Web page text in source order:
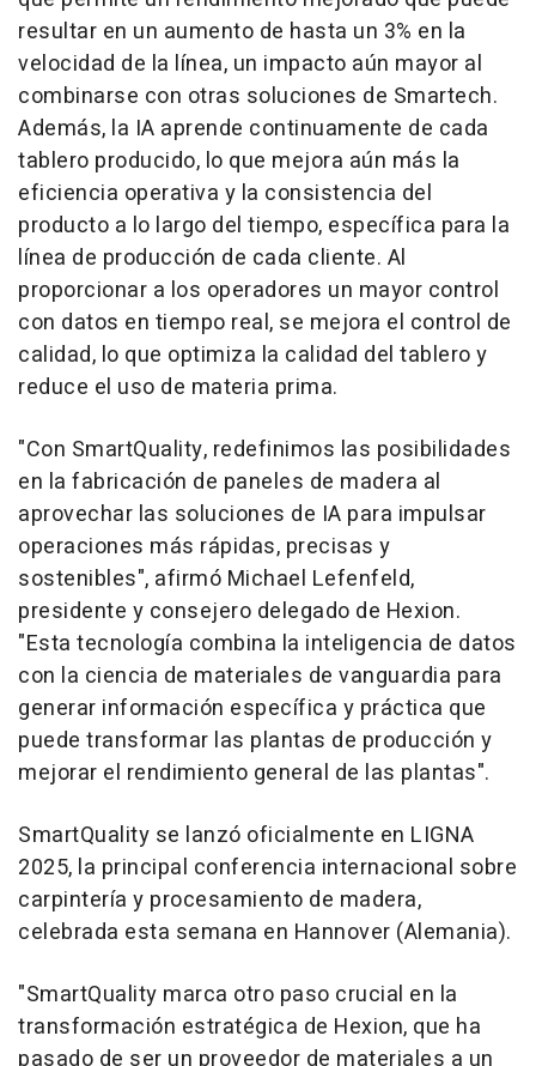
resultar en un aumento de hasta un 3% en la
velocidad de la línea, un impacto aún mayor al
combinarse con otras soluciones de Smartech.
Además, la IA aprende continuamente de cada
tablero producido, lo que mejora aún más la
eficiencia operativa y la consistencia del
producto a lo largo del tiempo, específica para la
línea de producción de cada cliente. Al
proporcionar a los operadores un mayor control
con datos en tiempo real, se mejora el control de
calidad, lo que optimiza la calidad del tablero y
reduce el uso de materia prima.
"Con SmartQuality, redefinimos las posibilidades
en la fabricación de paneles de madera al
aprovechar las soluciones de IA para impulsar
operaciones más rápidas, precisas y
sostenibles", afirmó Michael Lefenfeld,
presidente y consejero delegado de Hexion.
"Esta tecnología combina la inteligencia de datos
con la ciencia de materiales de vanguardia para
generar información específica y práctica que
puede transformar las plantas de producción y
mejorar el rendimiento general de las plantas".
SmartQuality se lanzó oficialmente en LIGNA
2025, la principal conferencia internacional sobre
carpintería y procesamiento de madera,
celebrada esta semana en Hannover (Alemania).
"SmartQuality marca otro paso crucial en la
transformación estratégica de Hexion, que ha
pasado de ser un proveedor de materiales a un